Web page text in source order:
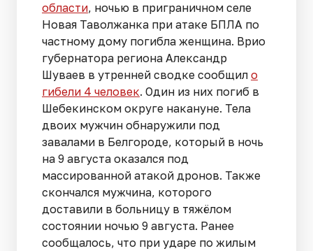
области, ночью в приграничном селе
Новая Таволжанка при атаке БПЛА по
частному дому погибла женщина. Врио
губернатора региона Александр
Шуваев в утренней сводке сообщил о
гибели 4 человек. Один из них погиб в
Шебекинском округе накануне. Тела
двоих мужчин обнаружили под
завалами в Белгороде, который в ночь
на 9 августа оказался под
массированной атакой дронов. Также
скончался мужчина, которого
доставили в больницу в тяжёлом
состоянии ночью 9 августа. Ранее
сообщалось, что при ударе по жилым